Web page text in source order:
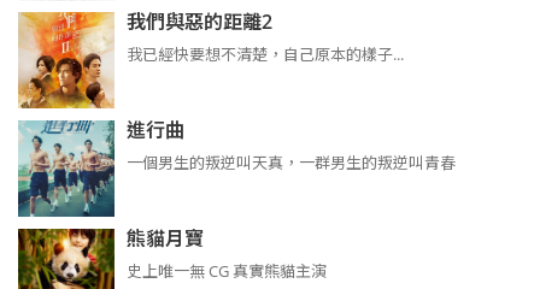
我們與惡的距離2
我已經快要想不清楚，自己原本的樣子...
進行曲
​​​一個男生的叛逆叫天真，一群男生的叛逆叫青春
熊貓月寶
史上唯一無 CG 真實熊貓主演